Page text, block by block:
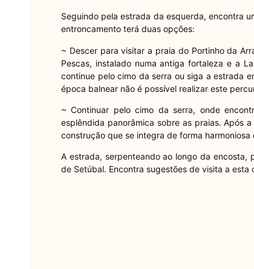
Seguindo pela estrada da esquerda, encontra
entroncamento terá duas opções:
~ Descer para visitar a praia do Portinho da
Pescas, instalado numa antiga fortaleza e a
continue pelo cimo da serra ou siga a estrada
época balnear não é possível realizar este
~ Continuar pelo cimo da serra, onde
esplêndida panorâmica sobre as praias. Após
construção que se integra de forma
A estrada, serpenteando ao longo da encosta,
de Setúbal. Encontra sugestões de visita a esta